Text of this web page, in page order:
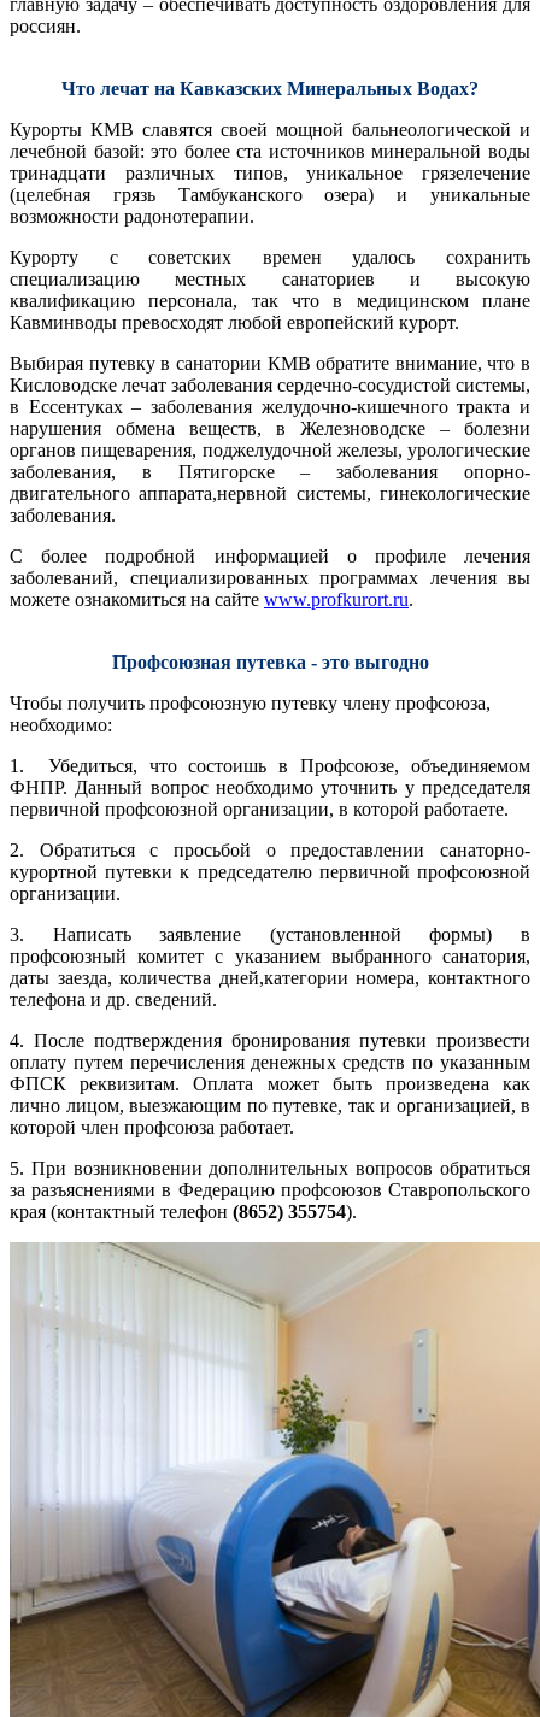
россиян.
Что лечат на Кавказских Минеральных Водах?
Курорты КМВ славятся своей мощной бальнеологической и
лечебной базой: это более ста источников минеральной воды
тринадцати различных типов, уникальное грязелечение
(целебная грязь Тамбуканского озера) и уникальные
возможности радонотерапии.
Курорту с советских времен удалось сохранить
специализацию местных санаториев и высокую
квалификацию персонала, так что в медицинском плане
Кавминводы превосходят любой европейский курорт.
Выбирая путевку в санатории КМВ обратите внимание, что в
Кисловодске лечат заболевания сердечно-сосудистой системы,
в Ессентуках – заболевания желудочно-кишечного тракта и
нарушения обмена веществ, в Железноводске – болезни
органов пищеварения, поджелудочной железы, урологические
заболевания, в Пятигорске – заболевания опорно-
двигательного аппарата,нервной системы, гинекологические
заболевания.
С более подробной информацией о профиле лечения
заболеваний, специализированных программах лечения вы
можете ознакомиться на сайте www.profkurort.ru.
Профсоюзная путевка - это выгодно
Чтобы получить профсоюзную путевку члену профсоюза,
необходимо:
1.​ Убедиться, что состоишь в Профсоюзе, объединяемом
ФНПР. Данный вопрос необходимо уточнить у председателя
первичной профсоюзной организации, в которой работаете.
2.​ Обратиться с просьбой о предоставлении санаторно-
курортной путевки к председателю первичной профсоюзной
организации.
3.​ Написать заявление (установленной формы) в
профсоюзный комитет с указанием выбранного санатория,
даты заезда, количества дней,категории номера, контактного
телефона и др. сведений.
4.​ После подтверждения бронирования путевки произвести
оплату путем перечисления денежных средств по указанным
ФПСК реквизитам. Оплата может быть произведена как
лично лицом, выезжающим по путевке, так и организацией, в
которой член профсоюза работает.
5.​ При возникновении дополнительных вопросов обратиться
за разъяснениями в Федерацию профсоюзов Ставропольского
края (контактный телефон (8652) 355754).